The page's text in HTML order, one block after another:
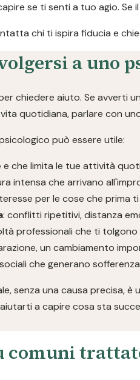
se ti senti a tuo agio.
chi ti ispira fiducia e
a uno
chiedere aiuto. Se avverti
quotidiana, parlare con
può essere utile:
e che limita le tue attività
intensa che arrivano
per le cose che prima
: conflitti ripetitivi, distanza
professionali che ti tolgono
un cambiamento
che generano sofferenza
senza una causa precisa,
a capire cosa sta
comuni